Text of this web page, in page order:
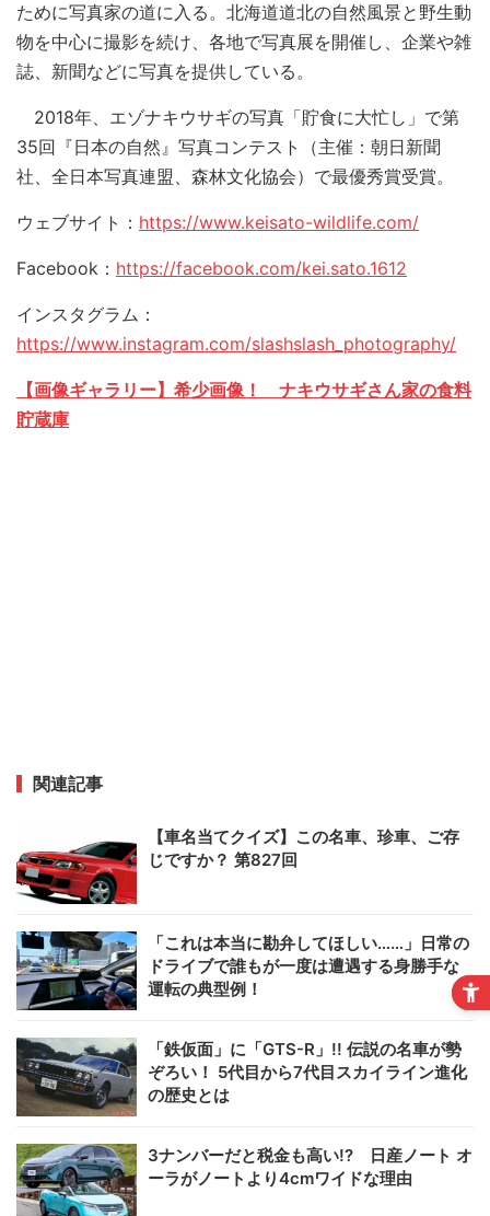
ために写真家の道に入る。北海道道北の自然風景と野生動
物を中心に撮影を続け、各地で写真展を開催し、企業や雑
誌、新聞などに写真を提供している。
2018年、エゾナキウサギの写真「貯食に大忙し」で第
35回『日本の自然』写真コンテスト（主催：朝日新聞
社、全日本写真連盟、森林文化協会）で最優秀賞受賞。
ウェブサイト： https://www.keisato-wildlife.com/
Facebook： https://facebook.com/kei.sato.1612
インスタグラム：
https://www.instagram.com/slashslash_photography/
【画像ギャラリー】希少画像！ ナキウサギさん家の食料
貯蔵庫
関連記事
【車名当てクイズ】この名車、珍車、ご存
じですか？ 第827回
「これは本当に勘弁してほしい……」日常の
ドライブで誰もが一度は遭遇する身勝手な
運転の典型例！
「鉄仮面」に「GTS-R」!! 伝説の名車が勢
ぞろい！ 5代目から7代目スカイライン進化
の歴史とは
3ナンバーだと税金も高い!? 日産ノート オ
ーラがノートより4cmワイドな理由